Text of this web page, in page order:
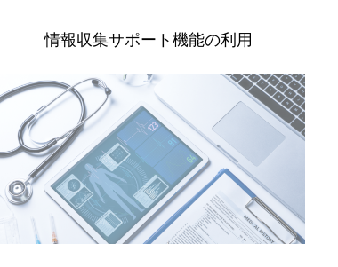
情報収集サポート機能の利用